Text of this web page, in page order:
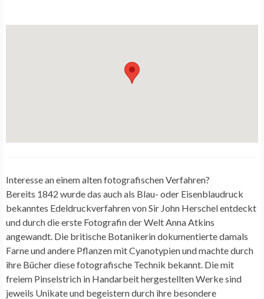
Interesse an einem alten fotografischen Verfahren?
Bereits 1842 wurde das auch als Blau- oder Eisenblaudruck
bekanntes Edeldruckverfahren von Sir John Herschel entdeckt
und durch die erste Fotografin der Welt Anna Atkins
angewandt. Die britische Botanikerin dokumentierte damals
Farne und andere Pflanzen mit Cyanotypien und machte durch
ihre Bücher diese fotografische Technik bekannt. Die mit
freiem Pinselstrich in Handarbeit hergestellten Werke sind
jeweils Unikate und begeistern durch ihre besondere